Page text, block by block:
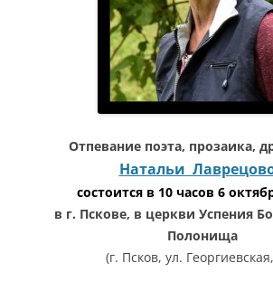
Отпевание поэта, прозаика,
Натальи
состоится в 10 часов 6
в г. Пскове, в церкви Успения
Полонища
(г. Псков, ул.